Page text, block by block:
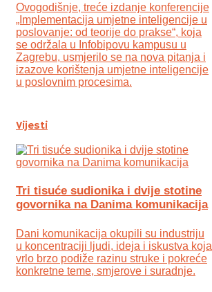
Ovogodišnje, treće izdanje konferencije
„Implementacija umjetne inteligencije u
poslovanje: od teorije do prakse“, koja
se održala u Infobipovu kampusu u
Zagrebu, usmjerilo se na nova pitanja i
izazove korištenja umjetne inteligencije
u poslovnim procesima.
Vijesti
Tri tisuće sudionika i dvije stotine
govornika na Danima komunikacija
Dani komunikacija okupili su industriju
u koncentraciji ljudi, ideja i iskustva koja
vrlo brzo podiže razinu struke i pokreće
konkretne teme, smjerove i suradnje.